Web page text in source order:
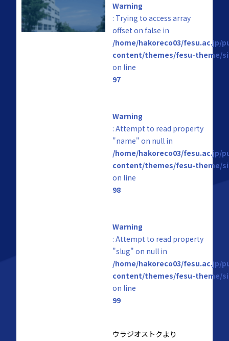
Warning
: Trying to access array
offset on false in
/home/hakoreco03/fesu.ac.jp/
content/themes/fesu-theme/
on line
97
Warning
: Attempt to read property
"name" on null in
/home/hakoreco03/fesu.ac.jp/
content/themes/fesu-theme/
on line
98
Warning
: Attempt to read property
"slug" on null in
/home/hakoreco03/fesu.ac.jp/
content/themes/fesu-theme/
on line
99
ウラジオストクより